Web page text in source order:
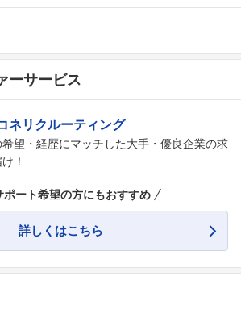
ーサービス
ネリクルーティング
希望・経歴にマッチした大手・優良企業の求
！
ポート希望の方にもおすすめ
詳しくはこちら